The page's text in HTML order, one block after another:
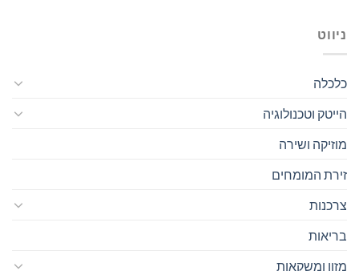
ניווט
כלכלה
הייטק וטכנולוגיה
מוזיקה ושירה
זירת המומחים
צרכנות
בריאות
מזון ומשקאות